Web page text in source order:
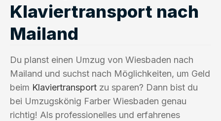
Klaviertransport nach
Mailand
Du planst einen Umzug von Wiesbaden nach
Mailand und suchst nach Möglichkeiten, um Geld
beim Klaviertransport zu sparen? Dann bist du
bei Umzugskönig Farber Wiesbaden genau
richtig! Als professionelles und erfahrenes